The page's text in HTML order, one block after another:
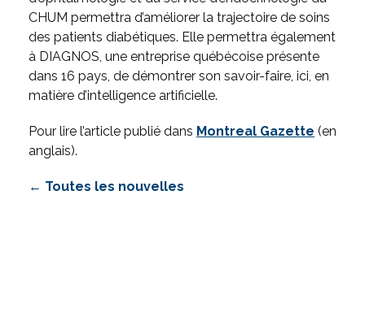
CHUM permettra d’améliorer la trajectoire de soins
des patients diabétiques. Elle permettra également
à DIAGNOS, une entreprise québécoise présente
dans 16 pays, de démontrer son savoir-faire, ici, en
matière d’intelligence artificielle.
Pour lire l’article publié dans Montreal Gazette (en
anglais).
← Toutes les nouvelles